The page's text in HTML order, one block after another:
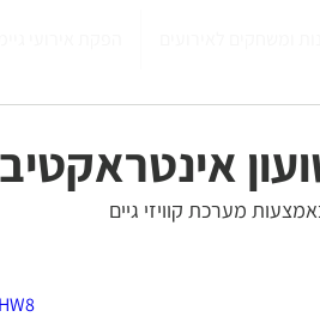
מערכת קוויזי גיים